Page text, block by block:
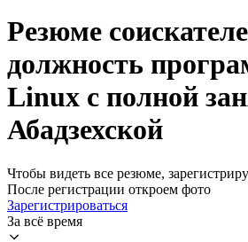
Резюме
должность
Linux с полной
Абадзехской
Чтобы видеть все резюме,
После регистрации откроем фото
Зарегистрироваться
За всё время